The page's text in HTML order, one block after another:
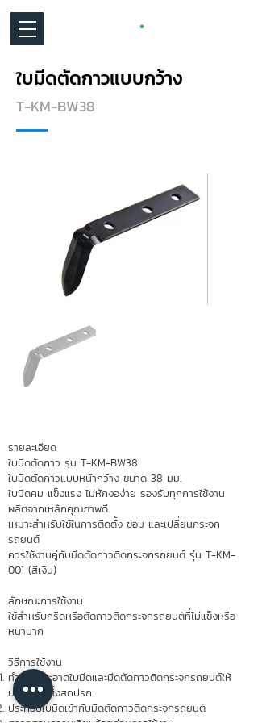
ใบมีดตัดกาวแบบกว้าง
T-KM-BW38
รายละเอียด
ใบมีดตัดกาว รุ่น T-KM-BW38
ใบมีดตัดกาวแบบหน้ากว้าง ขนาด 38 มม.
ใบมีดคม แข็งแรง ไม่หักงอง่าย รองรับทุกการใช้งาน
ผลิตจากเหล็กคุณภาพดี
เหมาะสำหรับใช้ในการติดตั้ง ซ่อม และเปลี่ยนกระจก
รถยนต์
ควรใช้งานคู่กับมีดตัดกาวติดกระจกรถยนต์ รุ่น T-KM-
001 (สีเงิน)
ลักษณะการใช้งาน
ใช้สำหรับกรีดหรือตัดกาวติดกระจกรถยนต์ที่ไม่แข็งหรือ
หนามาก
วิธีการใช้งาน
ทำความสะอาดใบมีดและมีดตัดกาวติดกระจกรถยนต์ให้
ปราศจากสิ่งสกปรก
ประกอบใบมีดเข้ากับมีดตัดกาวติดกระจกรถยนต์